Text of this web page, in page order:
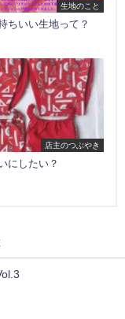
生地のこと
ちいい生地って？
店主のつぶやき
にしたい？